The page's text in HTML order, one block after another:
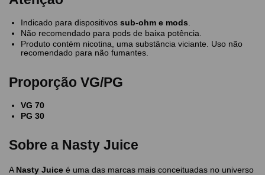
Indicado para dispositivos sub-ohm e mods.
Não recomendado para pods de baixa potência.
Produto contém nicotina, uma substância viciante. Uso não
recomendado para não fumantes.
Proporção VG/PG
VG 70
PG 30
Sobre a Nasty Juice
A Nasty Juice é uma das marcas mais conceituadas no universo